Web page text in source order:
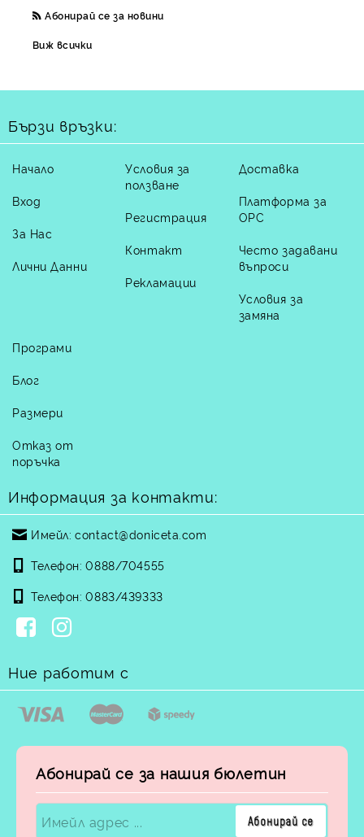
Абонирай се за новини
Виж всички
Бързи връзки:
Начало
Вход
За Нас
Лични Данни
Условия за
ползване
Регистрация
Контакт
Рекламации
Доставка
Платформа за
ОРС
Често задавани
въпроси
Условия за
замяна
Програми
Блог
Размери
Отказ от
поръчка
Информация за контакти:
Имейл: contact@doniceta.com
Телефон: 0888/704555
Телефон: 0883/439333
Ние работим с
Абонирай се за нашия бюлетин